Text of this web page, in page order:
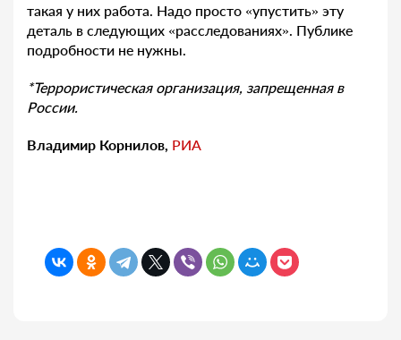
такая у них работа. Надо просто «упустить» эту
деталь в следующих «расследованиях». Публике
подробности не нужны.
*Террористическая организация, запрещенная в
России.
Владимир Корнилов, РИА